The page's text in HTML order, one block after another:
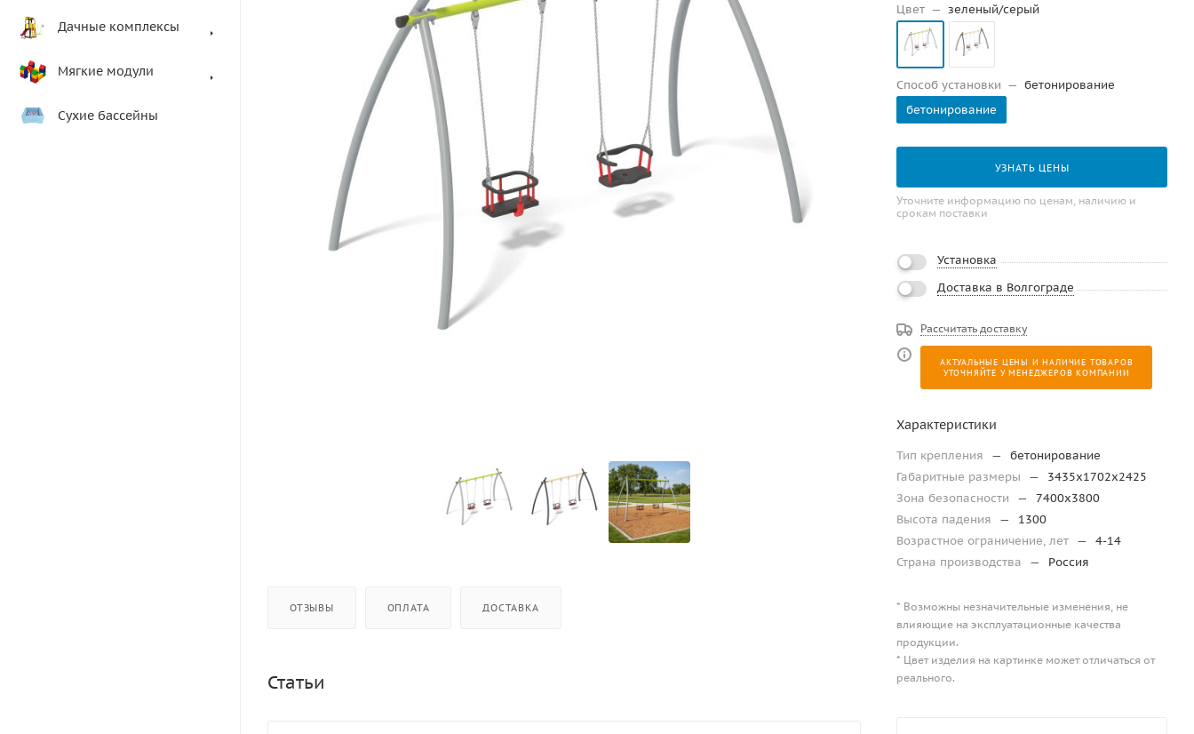
Дачные комплексы
Мягкие модули
Сухие бассейны
ОТЗЫВЫ ОПЛАТА ДОСТАВКА
Статьи
Цвет — зеленый/серый
Способ установки — бетонирование
бетонирование
УЗНАТЬ ЦЕНЫ
Уточните информацию по ценам, наличию и
срокам поставки
Установка
Доставка в Волгограде
Рассчитать доставку
АКТУАЛЬНЫЕ ЦЕНЫ И НАЛИЧИЕ ТОВАРОВ
УТОЧНЯЙТЕ У МЕНЕДЖЕРОВ КОМПАНИИ
Характеристики
Тип крепления —
бетонирование
Габаритные размеры
—
3435х1702х2425
Зона безопасности
—
7400х3800
Высота падения
—
1300
Возрастное ограничение, лет —
4-14
Страна производства
— Россия
* Возможны незначительные изменения, не
влияющие на эксплуатационные качества
продукции.
* Цвет изделия на картинке может отличаться от
реального.